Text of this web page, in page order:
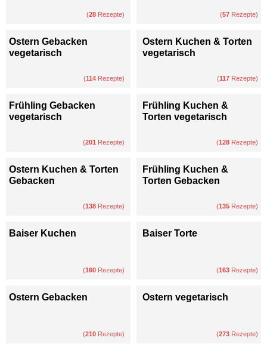
(28 Rezepte) (57 Rezepte)
Ostern Gebacken
vegetarisch
(114 Rezepte)
Ostern Kuchen & Torten
vegetarisch
(117 Rezepte)
Frühling Gebacken
vegetarisch
(201 Rezepte)
Frühling Kuchen &
Torten vegetarisch
(128 Rezepte)
Ostern Kuchen & Torten
Gebacken
(138 Rezepte)
Frühling Kuchen &
Torten Gebacken
(135 Rezepte)
Baiser Kuchen
(160 Rezepte)
Baiser Torte
(163 Rezepte)
Ostern Gebacken
(210 Rezepte)
Ostern vegetarisch
(273 Rezepte)